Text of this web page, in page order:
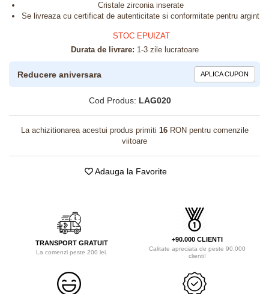
Cristale zirconia inserate
Se livreaza cu certificat de autenticitate si conformitate pentru argint
STOC EPUIZAT
Durata de livrare: 1-3 zile lucratoare
Reducere aniversara APLICA CUPON
Cod Produs: LAG020
La achizitionarea acestui produs primiti 16RON pentru comenzile
viitoare
Adauga la Favorite
TRANSPORT GRATUIT
La comenzi peste 200 lei.
+90.000 CLIENTI
Calitate apreciata de peste 90.000
clienti!